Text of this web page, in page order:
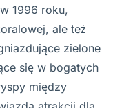
1996 roku,
ale też
zielone
się w bogatych
między